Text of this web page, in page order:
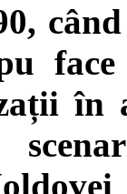
în